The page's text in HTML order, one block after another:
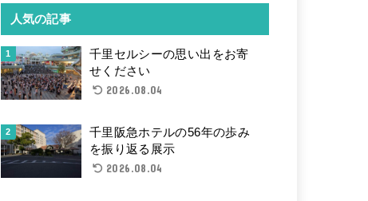
人気の記事
千里セルシーの思い出をお寄
せください
2026.08.04
千里阪急ホテルの56年の歩み
を振り返る展示
2026.08.04